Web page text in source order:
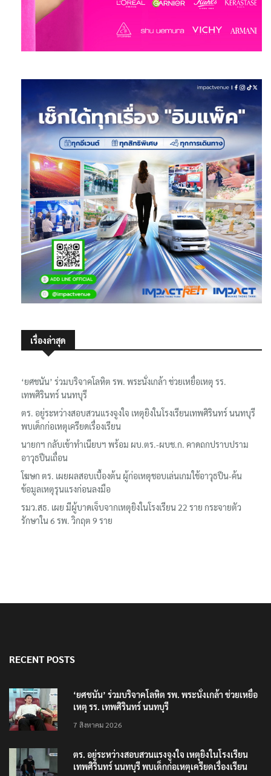
เรื่องล่าสุด
‘ยศชนัน’ ร่วมบริจาคโลหิต รพ. พระนั่งเกล้า ช่วยเหยื่อเหตุ รร.
เทพศิรินทร์ นนทบุรี
ตร. อยู่ระหว่างสอบสวนแรงจูงใจ เหตุยิงในโรงเรียนเทพศิรินทร์ นนทบุรี
พบเด็กก่อเหตุเครียดเรื่องเรียน
นายกฯ กลับเข้าทำเนียบฯ พร้อม ผบ.ตร.-ผบช.ก. คาดถกปราบปราม
อาวุธปืนเถื่อน
โฆษก ตร. เผยผลสอบเบื้องต้น ผู้ก่อเหตุชอบเล่นเกมใช้อาวุธปืน-ค้น
ข้อมูลเหตุรุนแรงก่อนลงมือ
รมว.สธ. เผย มีผู้บาดเจ็บจากเหตุยิงในโรงเรียน 22 ราย กระจายตัว
รักษาใน 6 รพ. วิกฤต 9 ราย
RECENT POSTS
‘ยศชนัน’ ร่วมบริจาคโลหิต รพ. พระนั่งเกล้า ช่วยเหยื่อ
เหตุ รร. เทพศิรินทร์ นนทบุรี
7 สิงหาคม 2026
ตร. อยู่ระหว่างสอบสวนแรงจูงใจ เหตุยิงในโรงเรียน
เทพศิรินทร์ นนทบุรี พบเด็กก่อเหตุเครียดเรื่องเรียน